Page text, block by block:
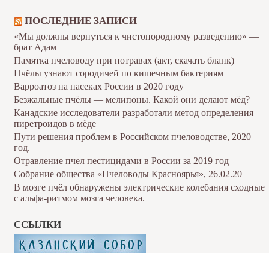
ПОСЛЕДНИЕ ЗАПИСИ
«Мы должны вернуться к чистопородному разведению» —
брат Адам
Памятка пчеловоду при потравах (акт, скачать бланк)
Пчёлы узнают сородичей по кишечным бактериям
Варроатоз на пасеках России в 2020 году
Безжальные пчёлы — мелипоны. Какой они делают мёд?
Канадские исследователи разработали метод определения
пиретроидов в мёде
Пути решения проблем в Российском пчеловодстве, 2020
год.
Отравление пчел пестицидами в России за 2019 год
Собрание общества «Пчеловоды Красноярья», 26.02.20
В мозге пчёл обнаружены электрические колебания сходные
с альфа-ритмом мозга человека.
ССЫЛКИ